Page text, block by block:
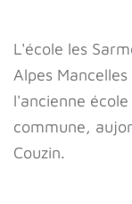
L'école les
Alpes
l'ancienne
commune,
Couzin.